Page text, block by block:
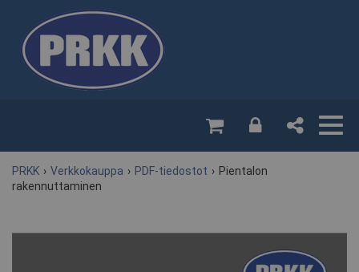
PRKK › Verkkokauppa › PDF-tiedostot › Pientalon
rakennuttaminen